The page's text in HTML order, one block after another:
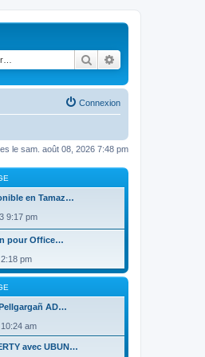
Rechercher
Connexion
le sam. août 08, 2026 7:48 pm
en Tamaz…
9:17 pm
pour Office…
pm
AD…
am
avec UBUN…